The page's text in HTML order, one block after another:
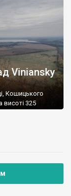
Viniansky
Кошицького
висоті 325